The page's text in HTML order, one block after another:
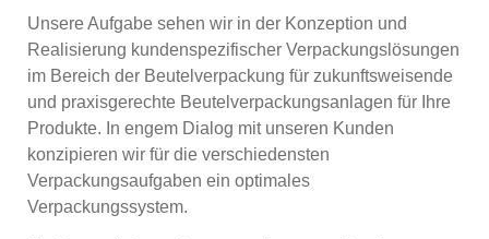
Unsere Aufgabe sehen wir in der Konzeption und
Realisierung kundenspezifischer Verpackungslösungen
im Bereich der Beutelverpackung für zukunftsweisende
und praxisgerechte Beutelverpackungsanlagen für Ihre
Produkte. In engem Dialog mit unseren Kunden
konzipieren wir für die verschiedensten
Verpackungsaufgaben ein optimales
Verpackungssystem.